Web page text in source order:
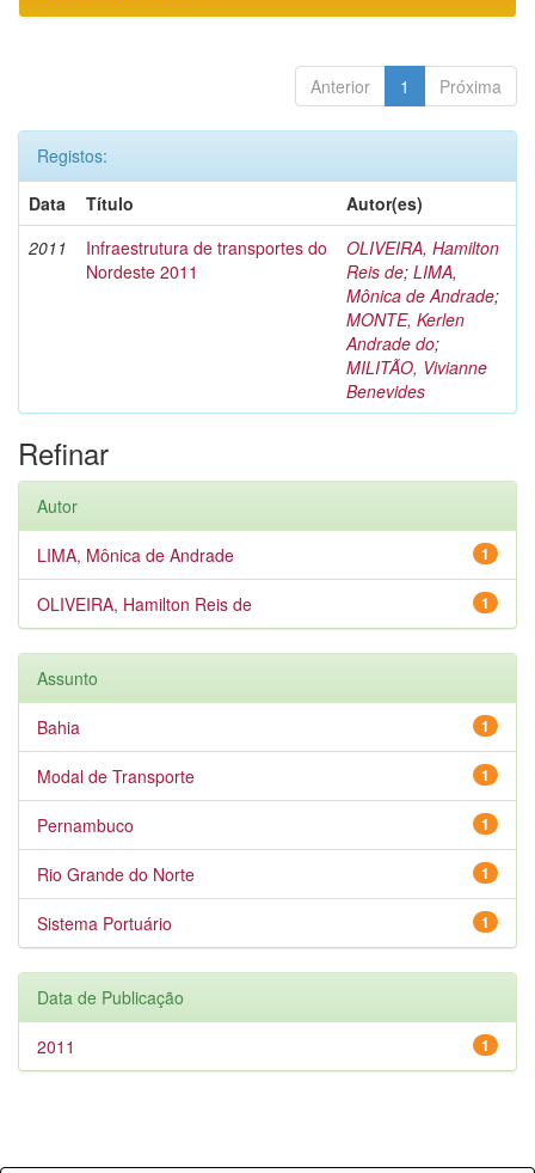
Anterior 1 Próxima
Registos:
Data
Título
Autor(es)
2011
Infraestrutura de transportes do
Nordeste 2011
OLIVEIRA, Hamilton
Reis de; LIMA,
Mônica de Andrade;
MONTE, Kerlen
Andrade do;
MILITÃO, Vivianne
Benevides
Refinar
Autor
1
LIMA, Mônica de Andrade
1
OLIVEIRA, Hamilton Reis de
Assunto
1
Bahia
1
Modal de Transporte
1
Pernambuco
1
Rio Grande do Norte
1
Sistema Portuário
Data de Publicação
1
2011